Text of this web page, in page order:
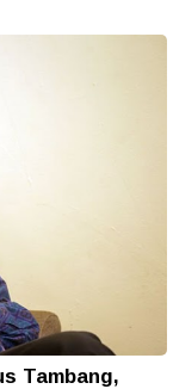
Tambang,